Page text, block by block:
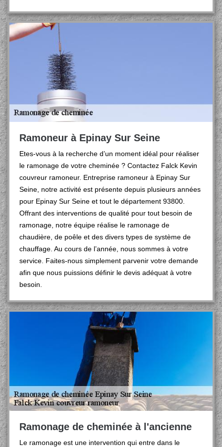
Ramoneur à Epinay Sur Seine
Etes-vous à la recherche d’un moment idéal pour réaliser
le ramonage de votre cheminée ? Contactez Falck Kevin
couvreur ramoneur. Entreprise ramoneur à Epinay Sur
Seine, notre activité est présente depuis plusieurs années
pour Epinay Sur Seine et tout le département 93800.
Offrant des interventions de qualité pour tout besoin de
ramonage, notre équipe réalise le ramonage de
chaudière, de poêle et des divers types de système de
chauffage. Au cours de l’année, nous sommes à votre
service. Faites-nous simplement parvenir votre demande
afin que nous puissions définir le devis adéquat à votre
besoin.
Ramonage de cheminée à l'ancienne
Le ramonage est une intervention qui entre dans le